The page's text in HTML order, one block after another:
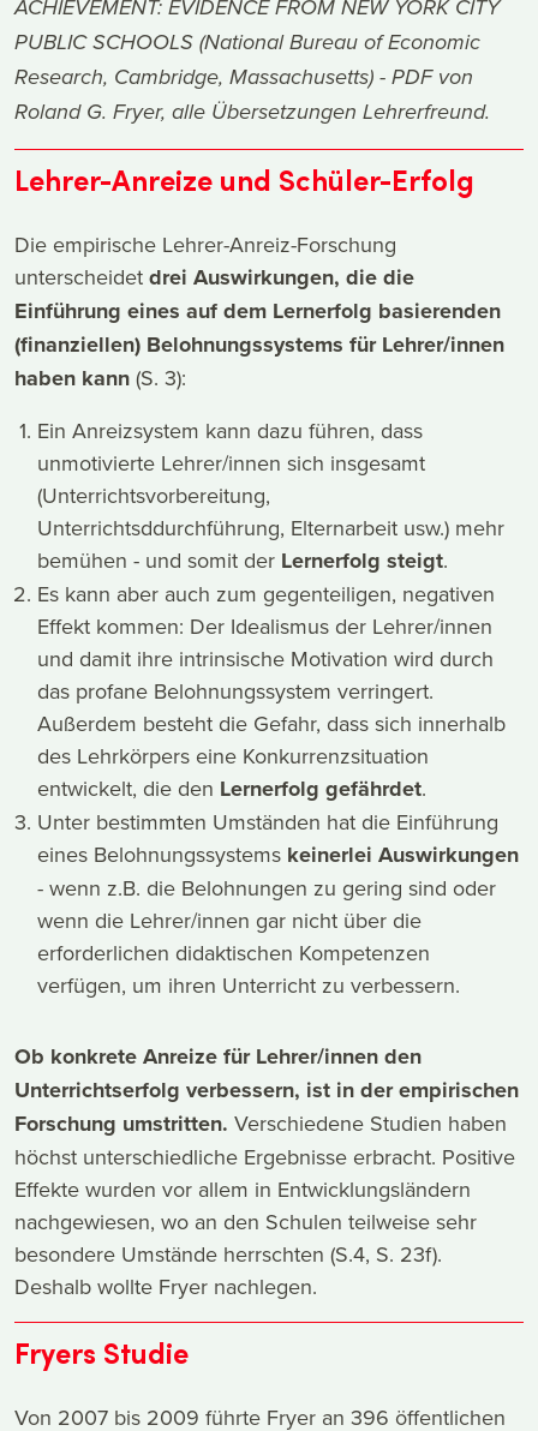
ACHIEVEMENT: EVIDENCE FROM NEW YORK CITY
PUBLIC SCHOOLS (National Bureau of Economic
Research, Cambridge, Massachusetts) - PDFvon
Roland G. Fryer, alle Übersetzungen Lehrerfreund.
Lehrer-Anreize und Schüler-Erfolg
Die empirische Lehrer-Anreiz-Forschung
unterscheidet drei Auswirkungen, die die
Einführung eines auf dem Lernerfolg basierenden
(finanziellen) Belohnungssystems für Lehrer/innen
haben kann (S. 3):
Ein Anreizsystem kann dazu führen, dass
unmotivierte Lehrer/innen sich insgesamt
(Unterrichtsvorbereitung,
Unterrichtsddurchführung, Elternarbeit usw.) mehr
bemühen - und somit der Lernerfolg steigt.
Es kann aber auch zum gegenteiligen, negativen
Effekt kommen: Der Idealismus der Lehrer/innen
und damit ihre intrinsische Motivation wird durch
das profane Belohnungssystem verringert.
Außerdem besteht die Gefahr, dass sich innerhalb
des Lehrkörpers eine Konkurrenzsituation
entwickelt, die den Lernerfolg gefährdet.
Unter bestimmten Umständen hat die Einführung
eines Belohnungssystems keinerlei Auswirkungen
- wenn z.B. die Belohnungen zu gering sind oder
wenn die Lehrer/innen gar nicht über die
erforderlichen didaktischen Kompetenzen
verfügen, um ihren Unterricht zu verbessern.
Ob konkrete Anreize für Lehrer/innen den
Unterrichtserfolg verbessern, ist in der empirischen
Forschung umstritten. Verschiedene Studien haben
höchst unterschiedliche Ergebnisse erbracht. Positive
Effekte wurden vor allem in Entwicklungsländern
nachgewiesen, wo an den Schulen teilweise sehr
besondere Umstände herrschten (S.4, S. 23f).
Deshalb wollte Fryer nachlegen.
Fryers Studie
Von 2007 bis 2009 führte Fryer an 396 öffentlichen